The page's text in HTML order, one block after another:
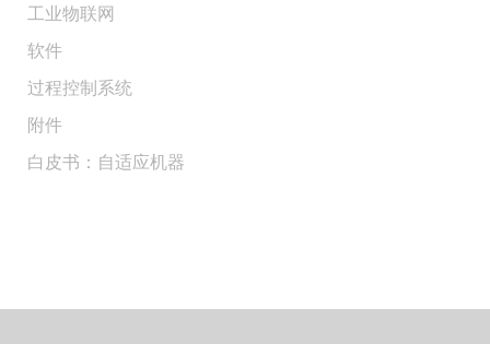
工业物联网
软件
过程控制系统
附件
白皮书：自适应机器